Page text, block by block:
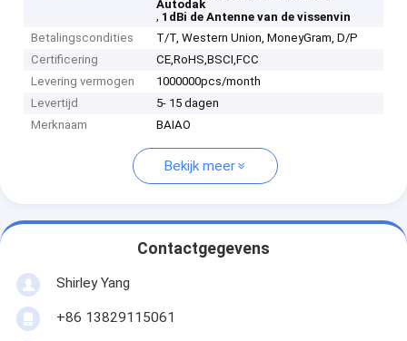
Autodak
, 1dBi de Antenne van de vissenvin
Betalingscondities
T/T, Western Union, MoneyGram, D/P
Certificering
CE,RoHS,BSCI,FCC
Levering vermogen
1000000pcs/month
Levertijd
5- 15 dagen
Merknaam
BAIAO
Bekijk meer
Contactgegevens
Shirley Yang
+86 13829115061